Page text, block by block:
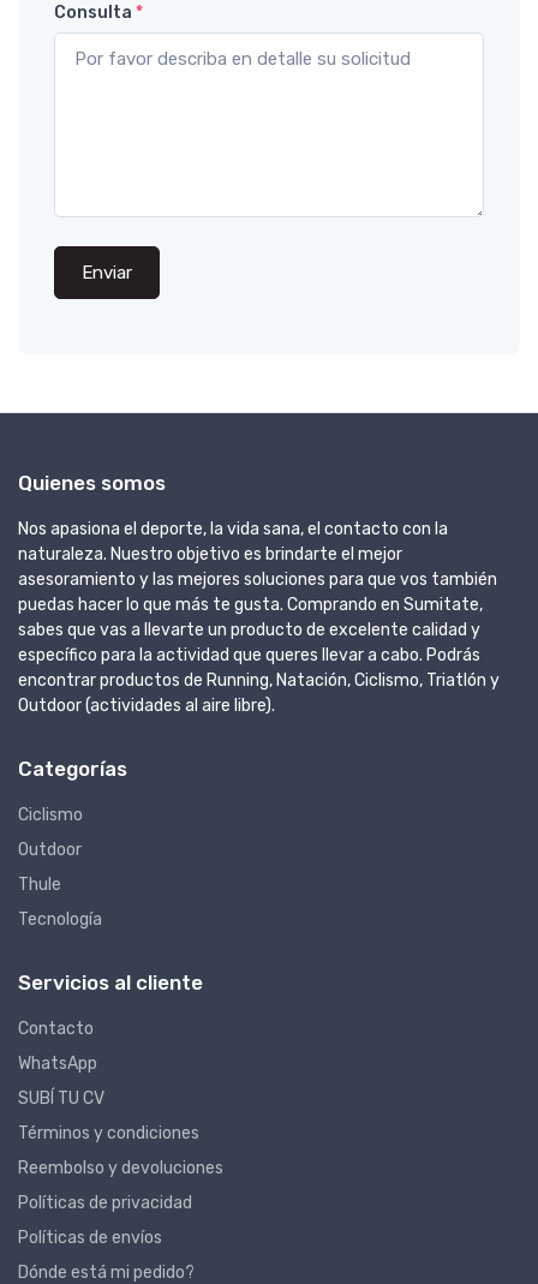
Consulta *
Enviar
Quienes somos
Nos apasiona el deporte, la vida sana, el contacto con la
naturaleza. Nuestro objetivo es brindarte el mejor
asesoramiento y las mejores soluciones para que vos también
puedas hacer lo que más te gusta. Comprando en Sumitate,
sabes que vas a llevarte un producto de excelente calidad y
específico para la actividad que queres llevar a cabo. Podrás
encontrar productos de Running, Natación, Ciclismo, Triatlón y
Outdoor (actividades al aire libre).
Categorías
Ciclismo
Outdoor
Thule
Tecnología
Servicios al cliente
Contacto
WhatsApp
SUBÍ TU CV
Términos y condiciones
Reembolso y devoluciones
Políticas de privacidad
Políticas de envíos
Dónde está mi pedido?